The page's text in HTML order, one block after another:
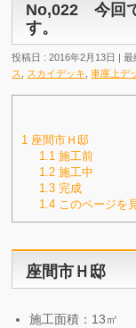
No,022 今回
す。
投稿日 : 2016年2月13日 最
ス
スカイデッキ ,車庫上デ
1 座間市Ｈ邸
1.1 施工前
1.2 施工中
1.3 完成
1.4 このページを
座間市Ｈ邸
施工面積：13㎡